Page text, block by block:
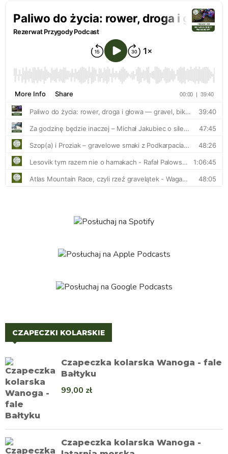
CZAPECZKI KOLARSKIE
Czapeczka kolarska Wanoga - fale
Bałtyku
99,00 zł
Czapeczka kolarska Wanoga -